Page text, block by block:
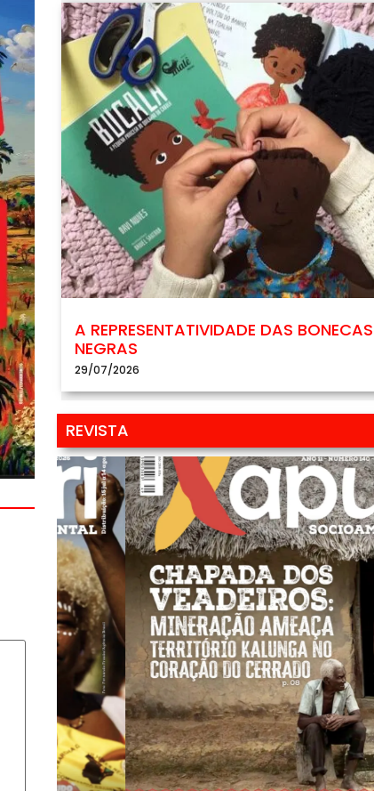
A REPRESENTATIVIDADE DAS BONECAS
NEGRAS
29/07/2026
REVISTA